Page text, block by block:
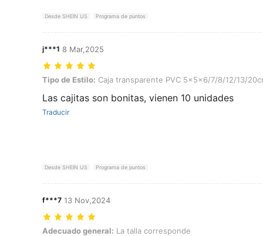
Desde SHEIN US Programa de puntos
j***1 8 Mar,2025
Tipo de Estilo: Caja transparente PVC 5x5x6/7/8/12/13/20cm,
Tipo de Estilo: Caja transparente PVC 5x5x6/7/8/12/13/
Las cajitas son bonitas, vienen 10 unidades
Traducir
Desde SHEIN US Programa de puntos
f***7 13 Nov,2024
Adecuado general: La talla corresponde, Tipo de Estilo: Caja
Adecuado general: La talla corresponde